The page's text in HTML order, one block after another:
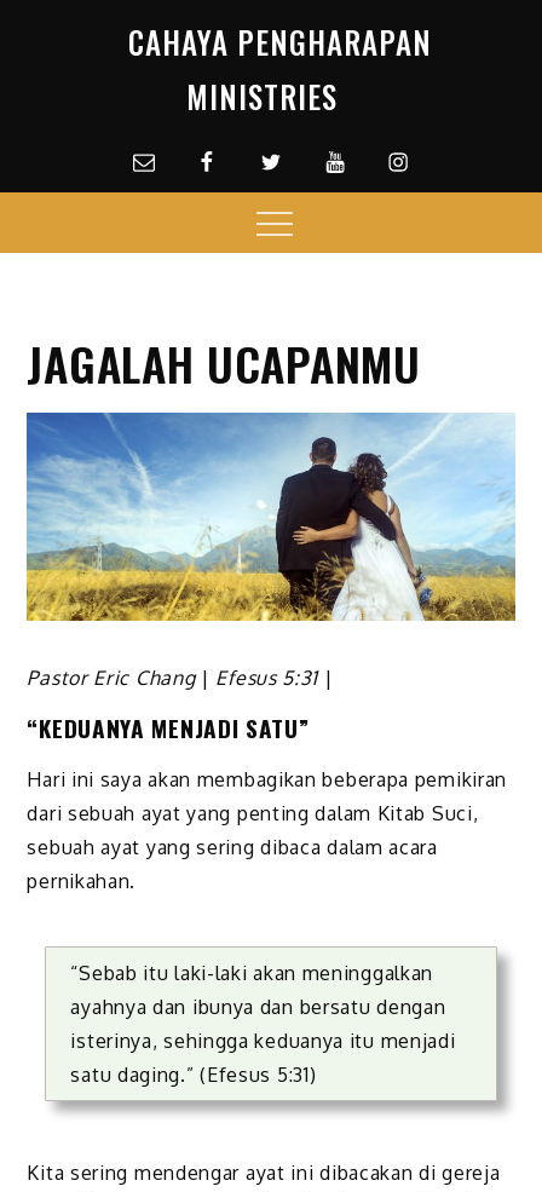
CAHAYA PENGHARAPAN
MINISTRIES
Email facebookTwitterYoutubeInstagram
Menu
JAGALAH UCAPANMU
Pastor Eric Chang| Efesus 5:31|
“KEDUANYA MENJADI SATU”
Hari ini saya akan membagikan beberapa pemikiran
dari sebuah ayat yang penting dalam Kitab Suci,
sebuah ayat yang sering dibaca dalam acara
pernikahan.
“Sebab itu laki-laki akan meninggalkan
ayahnya dan ibunya dan bersatu dengan
isterinya, sehingga keduanya itu menjadi
satu daging.” (Efesus 5:31)
Kita sering mendengar ayat ini dibacakan di gereja